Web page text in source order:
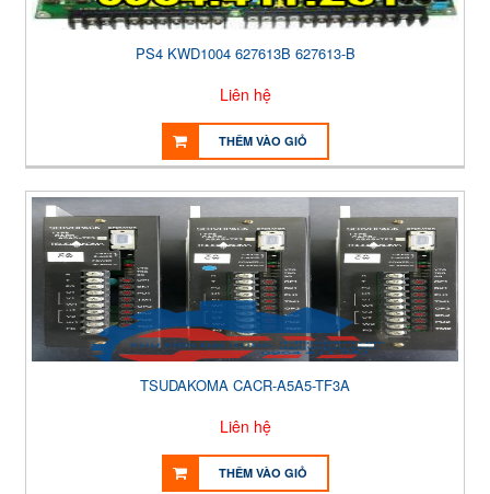
PS4 KWD1004 627613B 627613-B
Liên hệ
THÊM VÀO GIỎ
TSUDAKOMA CACR-A5A5-TF3A
Liên hệ
THÊM VÀO GIỎ